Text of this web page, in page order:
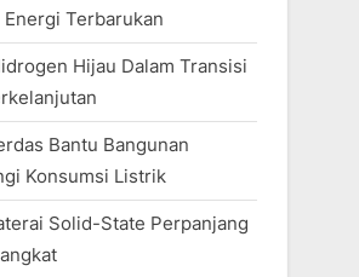
Terbarukan
Hijau Dalam Transisi
Bantu Bangunan
Konsumsi Listrik
Solid-State Perpanjang